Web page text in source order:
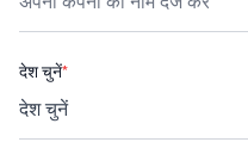
देश चुनें*